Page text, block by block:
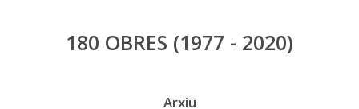
Vés
al
180 OBRES (1977 - 2020)
Arxiu